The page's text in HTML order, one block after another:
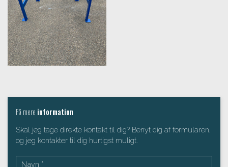
Få mere information
Skal jeg tage direkte kontakt til dig? Benyt dig af formularen,
og jeg kontakter til dig hurtigst muligt.